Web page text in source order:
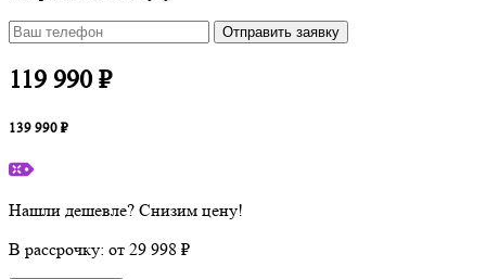
Отправить заявку
119 990 ₽
139 990 ₽
Нашли дешевле? Снизим цену!
В рассрочку: от 29 998 ₽